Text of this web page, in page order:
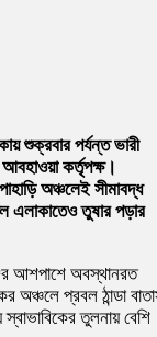
শুক্রবার পর্যন্ত ভারী
কর্তৃপক্ষ।
অঞ্চলেই সীমাবদ্ধ
এলাকাতেও তুষার পড়ার
আশপাশে অবস্থানরত
অঞ্চলে প্রবল ঠান্ডা
তুলনায় বেশি